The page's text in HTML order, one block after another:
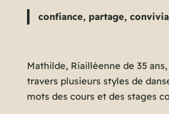
confiance, partage,
Mathilde, Riailléenne de 35
travers plusieurs styles de
mots des cours et des stages